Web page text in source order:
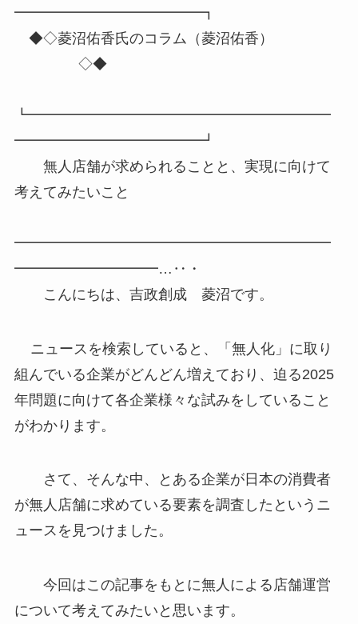
━━━━━━━━━━━━━┓
◆◇菱沼佑香氏のコラム（菱沼佑香）
◇◆
┗━━━━━━━━━━━━━━━━━━━━━
━━━━━━━━━━━━━┛
無人店舗が求められることと、実現に向けて
考えてみたいこと
━━━━━━━━━━━━━━━━━━━━━━
━━━━━━━━━━…‥・
こんにちは、吉政創成 菱沼です。
ニュースを検索していると、「無人化」に取り
組んでいる企業がどんどん増えており、迫る2025
年問題に向けて各企業様々な試みをしていること
がわかります。
さて、そんな中、とある企業が日本の消費者
が無人店舗に求めている要素を調査したというニ
ュースを見つけました。
今回はこの記事をもとに無人による店舗運営
について考えてみたいと思います。